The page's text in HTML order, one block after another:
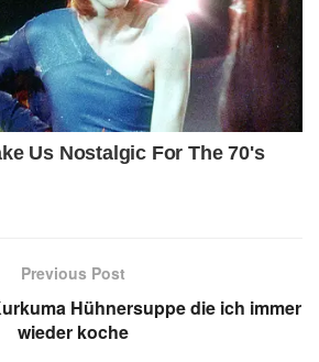
Previous Post
Hühnersuppe die ich immer
wieder koche